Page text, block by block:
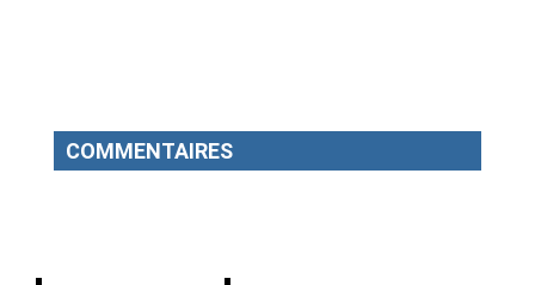
COMMENTAIRES